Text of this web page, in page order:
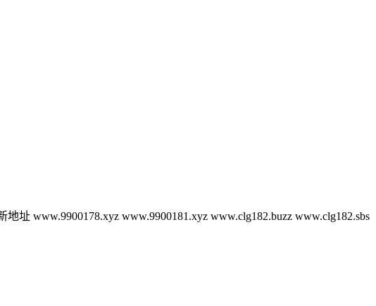
www.9900178.xyz www.9900181.xyz www.clg182.buzz www.clg182.sbs